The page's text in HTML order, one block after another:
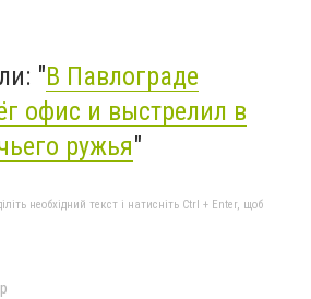
"В Павлограде
офис и выстрелил в
ружья"
необхідний текст і натисніть Ctrl + Enter, щоб